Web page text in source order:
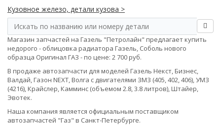
Кузовное железо, детали кузова >
Магазин запчастей на Газель "Петролайн" предлагает купить
недорого - облицовка радиатора Газель, Соболь нового
образца Оригинал ГАЗ - по цене: 2 700 руб.
В продаже автозапчасти для моделей Газель Некст, Бизнес,
Валдай, Газон NEXT, Волга с двигателями ЗМЗ (405, 402, 406), УМЗ
(4216), Крайслер, Камминс (объемом 2.8, 3.8 литров), Штайер,
Эвотек.
Наша компания является официальным поставщиком
автозапчастей "Газ" в Санкт-Петербурге.